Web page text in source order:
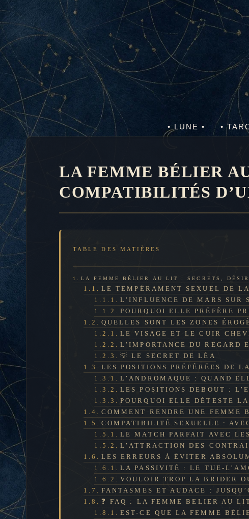
Aller
au
contenu
• LUNE • •
LA FEMME BÉLIER
COMPATIBILITÉS
TABLE DES MATIÈRES
LA FEMME BÉLIER AU LIT : SECRETS,
LE TEMPÉRAMENT SEXUEL DE
L’INFLUENCE DE MARS SUR
POURQUOI ELLE PRÉFÈRE
QUELLES SONT LES ZONES
LE VISAGE ET LE CUIR
L’IMPORTANCE DU REGARD
💡 LE SECRET DE LÉA
LES POSITIONS PRÉFÉRÉES DE
L’ANDROMAQUE : QUAND
LES POSITIONS DEBOUT :
POURQUOI ELLE DÉTESTE
COMMENT RENDRE UNE FEMME
COMPATIBILITÉ SEXUELLE :
LE MATCH PARFAIT AVEC
L’ATTRACTION DES
LES ERREURS À ÉVITER
LA PASSIVITÉ : LE TUE-
VOULOIR TROP LA BRIDER
FANTASMES ET AUDACE :
❓ FAQ : LA FEMME BELIER AU
EST-CE QUE LA FEMME